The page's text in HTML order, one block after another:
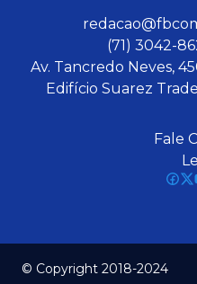
(71) 3042-
Av. Tancredo Neves,
Edifício Suarez
Fale
© Copyright 2018-2024